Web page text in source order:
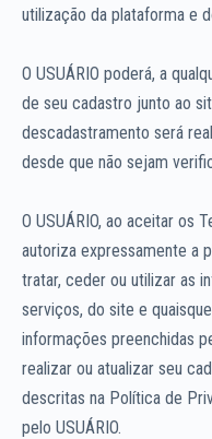
utilização da plataforma e
O USUÁRIO poderá, a
de seu cadastro junto ao
descadastramento será
desde que não sejam
O USUÁRIO, ao aceitar os
autoriza expressamente a
tratar, ceder ou utilizar as
serviços, do site e
informações preenchidas
realizar ou atualizar seu
descritas na Política de
pelo USUÁRIO.